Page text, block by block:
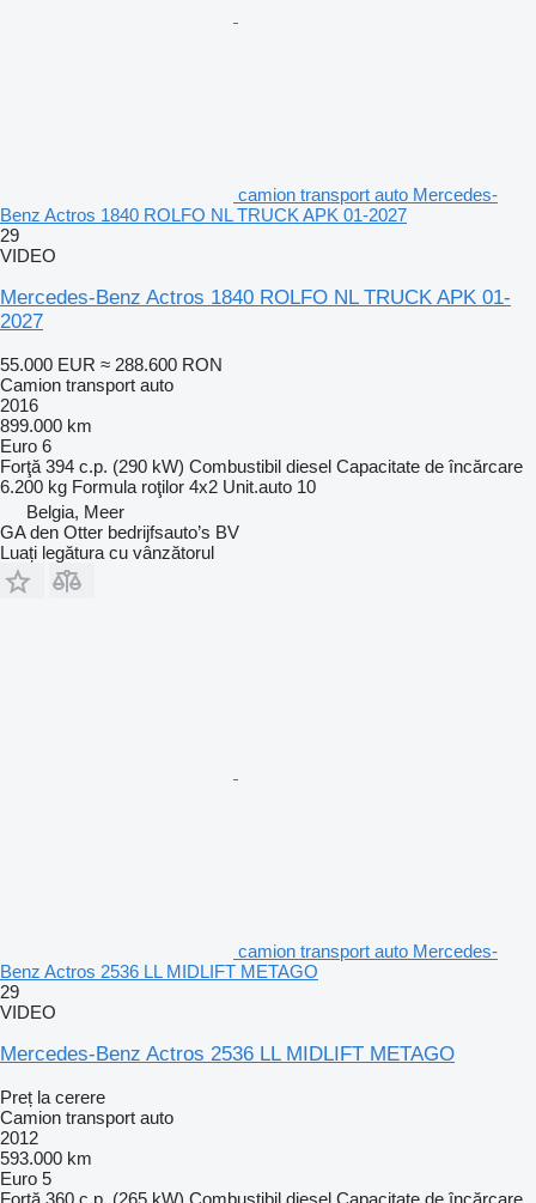
camion transport auto Mercedes-
Benz Actros 1840 ROLFO NL TRUCK APK 01-2027
29
VIDEO
Mercedes-Benz Actros 1840 ROLFO NL TRUCK APK 01-
2027
55.000 EUR ≈ 288.600 RON
Camion transport auto
2016
899.000 km
Euro 6
Forţă 394 c.p. (290 kW) Combustibil diesel Capacitate de încărcare
6.200 kg Formula roţilor 4x2 Unit.auto 10
Belgia, Meer
GA den Otter bedrijfsauto’s BV
Luați legătura cu vânzătorul
camion transport auto Mercedes-
Benz Actros 2536 LL MIDLIFT METAGO
29
VIDEO
Mercedes-Benz Actros 2536 LL MIDLIFT METAGO
Preț la cerere
Camion transport auto
2012
593.000 km
Euro 5
Forţă 360 c.p. (265 kW) Combustibil diesel Capacitate de încărcare